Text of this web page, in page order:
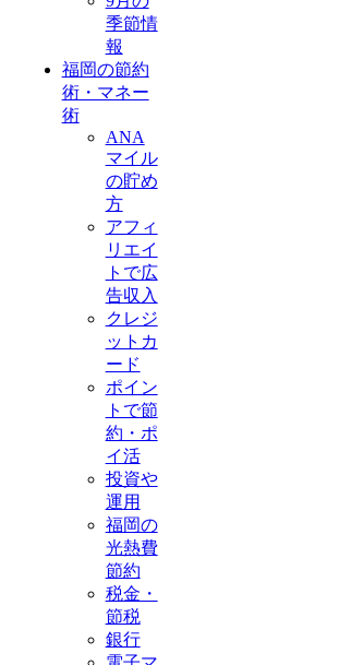
季節情
報
福岡の節約
術・マネー
術
ANA
マイル
の貯め
方
アフィ
リエイ
トで広
告収入
クレジ
ットカ
ード
ポイン
トで節
約・ポ
イ活
投資や
運用
福岡の
光熱費
節約
税金・
節税
銀行